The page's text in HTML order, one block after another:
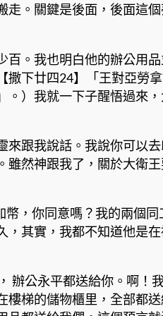
。關鍵是後面，後面這
。我也明白他的辦公用
下廿四24】「王對亞勞
）我就一下子醒悟過來
跟我說話。我說你可以去
然神跟我了，關於大衛
，你同意嗎？我的兩個
其實，我都不知道他是
辦公永平都送給你。啊！
梯的儲物櫃里，全部都